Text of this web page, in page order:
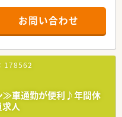
＊
寺駅からのバスルートもあり、
利な店舗です。
して機能しており、内科や耳
箋を扱います。
需しており、地域に密着した
組んでいます。
お問い合わせ
178562
≫車通勤が便利♪年間休
人